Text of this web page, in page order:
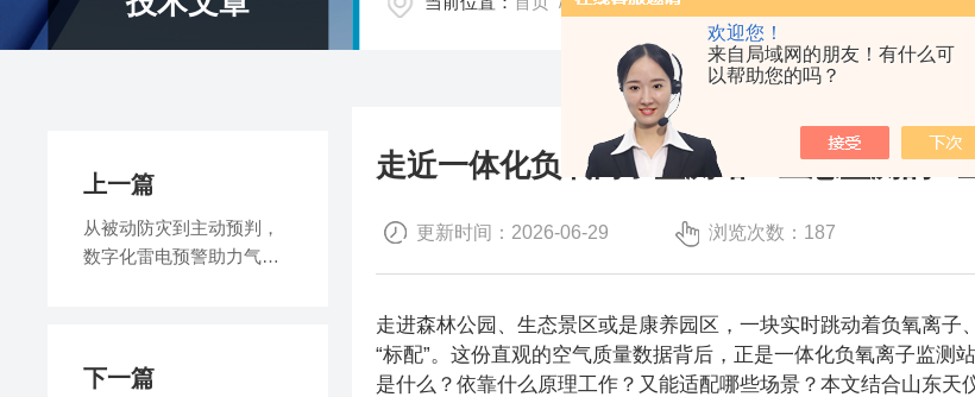
欢迎您！
来自局域网的朋友！有什么可
以帮助您的吗？
走近一体化负氧离子监测站：生态监测的 “
更新时间：2026-06-29 浏览次数：187
走进森林公园、生态景区或是康养园区，一块实时跳动着负氧离
“标配”。这份直观的空气质量数据背后，正是一体化负氧离子监
是什么？依靠什么原理工作？又能适配哪些场景？本文结合山东
上一篇
从被动防灾到主动预判，
数字化雷电预警助力气象
下一篇